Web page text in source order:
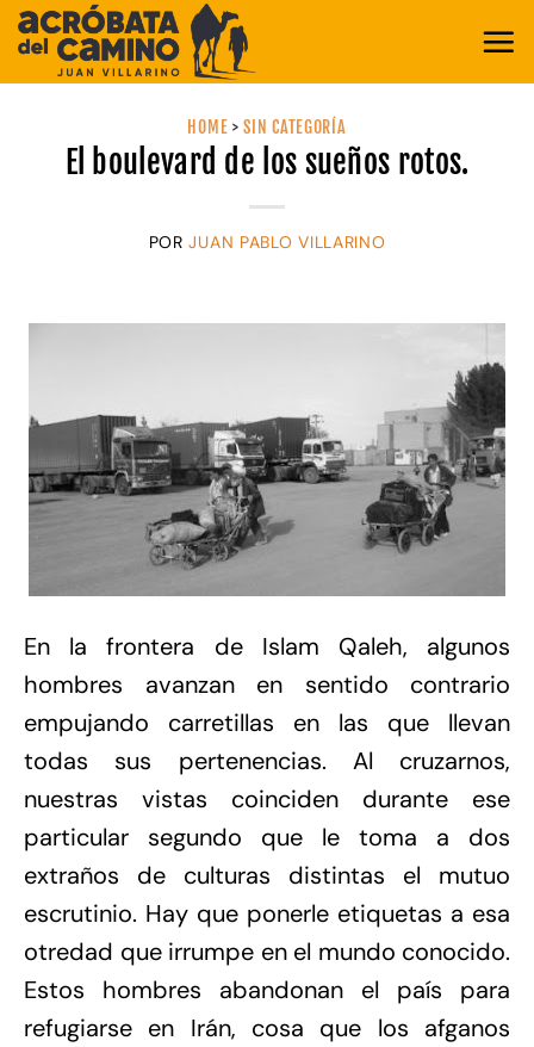
Saltar
contenido
HOME >SIN CATEGORÍA
El boulevard de los sueños rotos.
PORJUAN PABLO VILLARINO
En la frontera de Islam Qaleh, algunos
hombres avanzan en sentido contrario
empujando carretillas en las que llevan
todas sus pertenencias. Al cruzarnos,
nuestras vistas coinciden durante ese
particular segundo que le toma a dos
extraños de culturas distintas el mutuo
escrutinio. Hay que ponerle etiquetas a esa
otredad que irrumpe en el mundo conocido.
Estos hombres abandonan el país para
refugiarse en Irán, cosa que los afganos